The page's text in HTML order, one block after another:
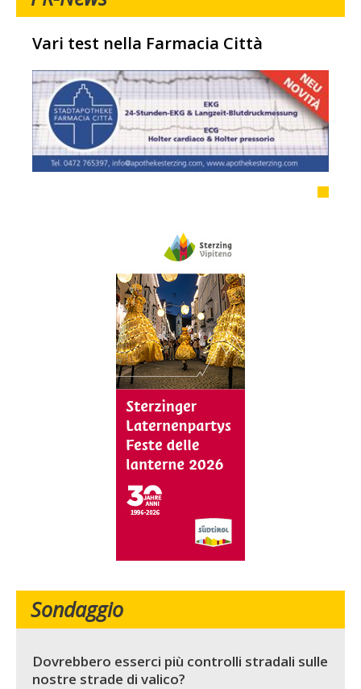
Vari test nella Farmacia Città
Sondaggio
Dovrebbero esserci più controlli stradali sulle
nostre strade di valico?